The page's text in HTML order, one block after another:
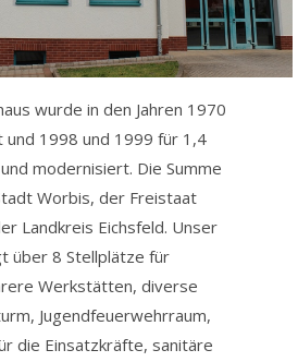
Impressum
Facebook
wurde in den Jahren 1970
1998 und 1999 für 1,4
modernisiert. Die Summe
Worbis, der Freistaat
Landkreis Eichsfeld. Unser
über 8 Stellplätze für
Werkstätten, diverse
Jugendfeuerwehrraum,
die Einsatzkräfte, sanitäre